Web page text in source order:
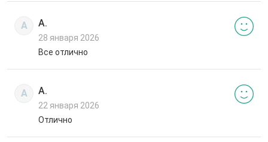
А А.
28 января 2026
Все отлично
А А.
22 января 2026
Отлично